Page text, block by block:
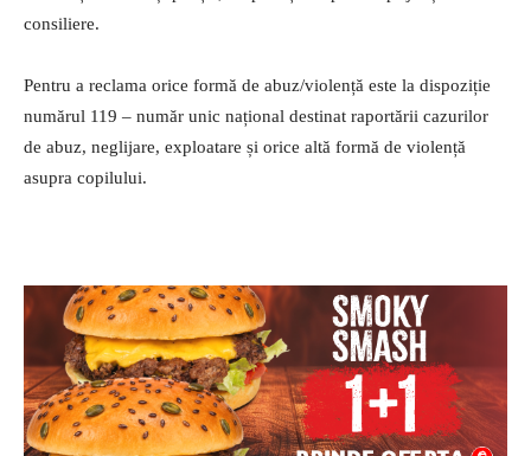
consiliere.
Pentru a reclama orice formă de abuz/violență este la dispoziție
numărul 119 – număr unic național destinat raportării cazurilor
de abuz, neglijare, exploatare și orice altă formă de violență
asupra copilului.